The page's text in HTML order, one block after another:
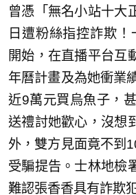
曾憑「無名小站十大
日遭粉絲指控詐欺
開始，在直播平台互
年曆計畫及為她衝業
近9萬元買烏魚子，
送禮討她歡心，沒想
外，雙方見面竟不到
受騙提告。士林地檢
難認張香香具有詐欺